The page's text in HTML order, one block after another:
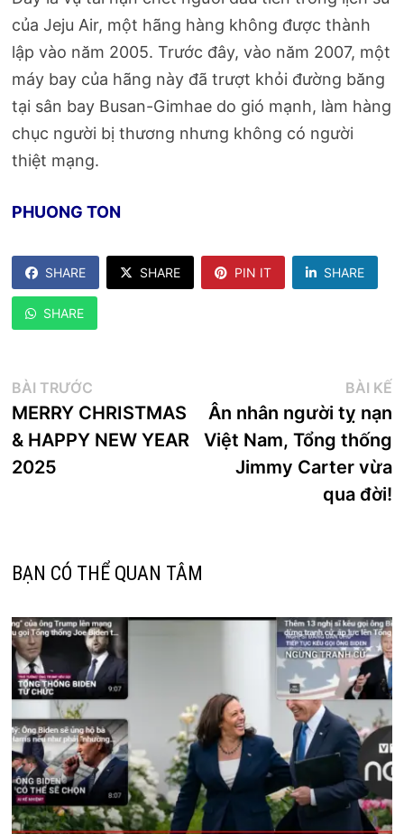
của Jeju Air, một hãng hàng không được thành
lập vào năm 2005. Trước đây, vào năm 2007, một
máy bay của hãng này đã trượt khỏi đường băng
tại sân bay Busan-Gimhae do gió mạnh, làm hàng
chục người bị thương nhưng không có người
thiệt mạng.
PHUONG TON
SHARE SHARE PIN IT SHARE
SHARE
Điều
hướng
bài
BÀI TRƯỚC
trước:
MERRY CHRISTMAS
& HAPPY NEW YEAR
2025
BÀI KẾ
Ân nhân người tỵ nạn
Việt Nam, Tổng thống
Jimmy Carter vừa
qua đời!
BẠN CÓ THỂ QUAN TÂM